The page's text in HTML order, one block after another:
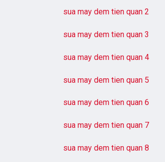
sua may dem tien quan 2
sua may dem tien quan 3
sua may dem tien quan 4
sua may dem tien quan 5
sua may dem tien quan 6
sua may dem tien quan 7
sua may dem tien quan 8